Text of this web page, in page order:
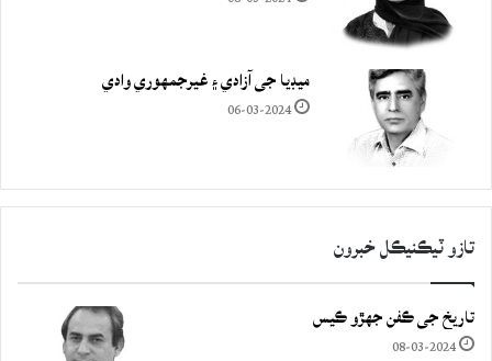
ميڊيا جي آزادي ۽ غيرجمھوري وادي
06-03-2024
تازو ٽيڪنيڪل خبرون
تاريخ جي ڪفن جھڙو ڪيس
08-03-2024